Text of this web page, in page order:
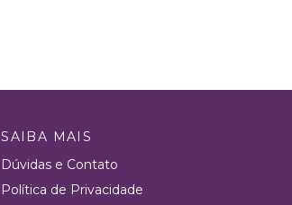
SAIBA MAIS
Dúvidas e Contato
Política de Privacidade